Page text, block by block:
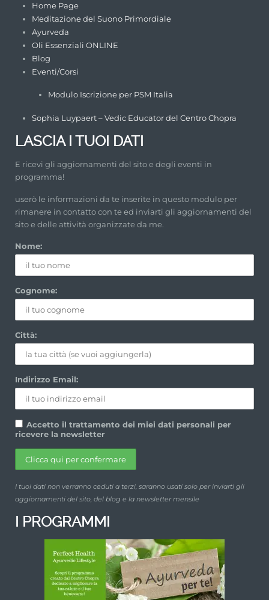
Home Page
Meditazione del Suono Primordiale
Ayurveda
Oli Essenziali ONLINE
Blog
Eventi/Corsi
Modulo Iscrizione per PSM Italia
Sophia Luypaert – Vedic Educator del Centro Chopra
LASCIA I TUOI DATI
E ricevi gli aggiornamenti del sito e degli eventi in
programma!
userò le informazioni da te inserite in questo modulo per
rimanere in contatto con te ed inviarti gli aggiornamenti del
sito e delle attività organizzate da me.
Nome:
Cognome:
Città:
Indirizzo Email:
Accetto il trattamento dei miei dati personali per
ricevere la newsletter
I tuoi dati non verranno ceduti a terzi, saranno usati solo per inviarti gli
aggiornamenti del sito, del blog e la newsletter mensile
I PROGRAMMI